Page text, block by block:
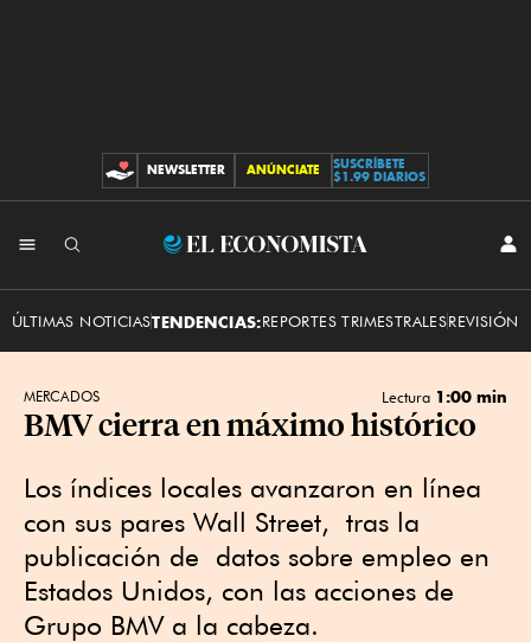
CONTRIBUCIONES
NEWSLETTER ANÚNCIATE
SUSCRÍBETE
$1.99 DIARIOS
El
ÚLTIMAS NOTICIASTENDENCIAS:REPORTES TRIMESTRALESREVISIÓN
MERCADOS Lectura 1:00 min
BMV cierra en máximo histórico
Los índices locales avanzaron en línea
con sus pares Wall Street, tras la
publicación de datos sobre empleo en
Estados Unidos, con las acciones de
Grupo BMV a la cabeza.